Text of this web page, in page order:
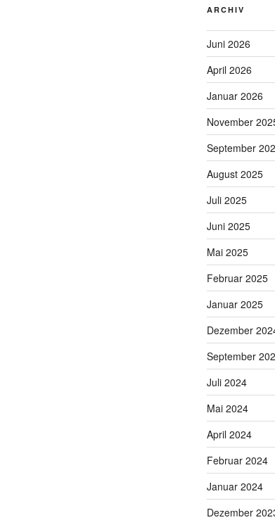
ARCHIV
Juni 2026
April 2026
Januar 2026
November
September
August 2025
Juli 2025
Juni 2025
Mai 2025
Februar 2025
Januar 2025
Dezember
September
Juli 2024
Mai 2024
April 2024
Februar 2024
Januar 2024
Dezember